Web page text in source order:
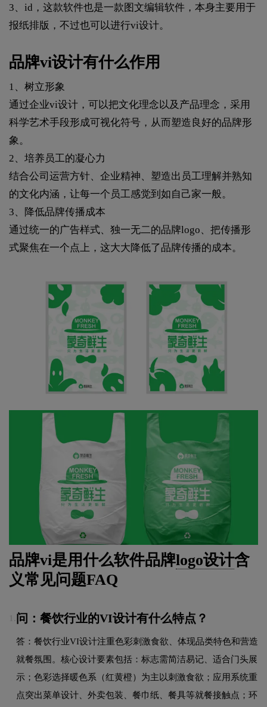
3、id，这款软件也是一款图文编辑软件，本身主要用于
报纸排版，不过也可以进行vi设计。
品牌vi设计有什么作用
1、树立形象
通过企业vi设计，可以把文化理念以及产品理念，采用
科学艺术手段形成可视化符号，从而塑造良好的品牌形
象。
2、培养员工的凝心力
结合公司运营方针、企业精神、塑造出员工理解并熟知
的文化内涵，让每一个员工感觉到如自己家一般。
3、降低品牌传播成本
通过统一的广告样式、独一无二的品牌logo、把传播形
式聚焦在一个点上，这大大降低了品牌传播的成本。
品牌vi是用什么软件品牌logo设计含
义常见问题FAQ
问：餐饮行业的VI设计有什么特点？
答：餐饮行业VI设计注重色彩刺激食欲、体现品类特色和营造
就餐氛围。核心设计要素包括：标志需简洁易记、适合门头展
示；色彩选择暖色系（红黄橙）为主以刺激食欲；应用系统重
点突出菜单设计、外卖包装、餐巾纸、餐具等就餐接触点；环